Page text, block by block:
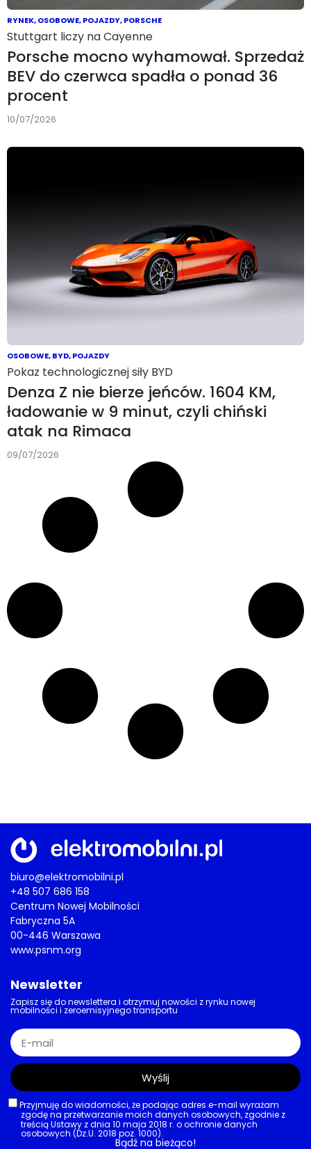
RYNEK,OSOBOWE,POJAZDY,PORSCHE
Stuttgart liczy na Cayenne
Porsche mocno wyhamował. Sprzedaż
BEV do czerwca spadła o ponad 36
procent
10/07/2026
OSOBOWE,BYD,POJAZDY
Pokaz technologicznej siły BYD
Denza Z nie bierze jeńców. 1604 KM,
ładowanie w 9 minut, czyli chiński
atak na Rimaca
09/07/2026
biuro@elektromobilni.pl
+48 507 686 158
Centrum Nowej Mobilności
Fabryczna 5A
00-446 Warszawa
www.psnm.org
Newsletter
Zapisz się do newslettera i otrzymuj nowości z rynku nowej
mobilności i zeroemisyjnego transportu
Przyjmuję do wiadomości, że podając adres e-mail wyrażam
zgodę na przetwarzanie moich danych osobowych, zgodnie z
treścią Ustawy z dnia 10 maja 2018 r. o ochronie danych
osobowych (Dz.U. 2018 poz. 1000).
Wyślij
Bądź na bieżąco!